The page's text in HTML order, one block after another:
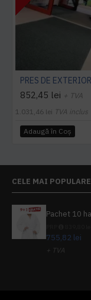
852,45 lei + TVA
1.031,46 lei TVA inclus
Adaugă în Coş
CELE MAI POPULARE
755,82 lei
+ TVA